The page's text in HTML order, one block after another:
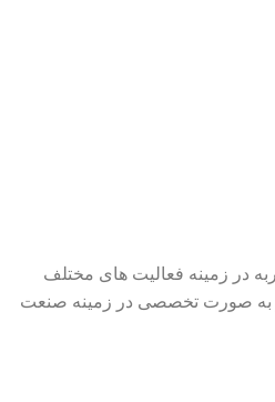
در زمینه فعالیت های مختلف
به صورت تخصصی در زمینه صنعت